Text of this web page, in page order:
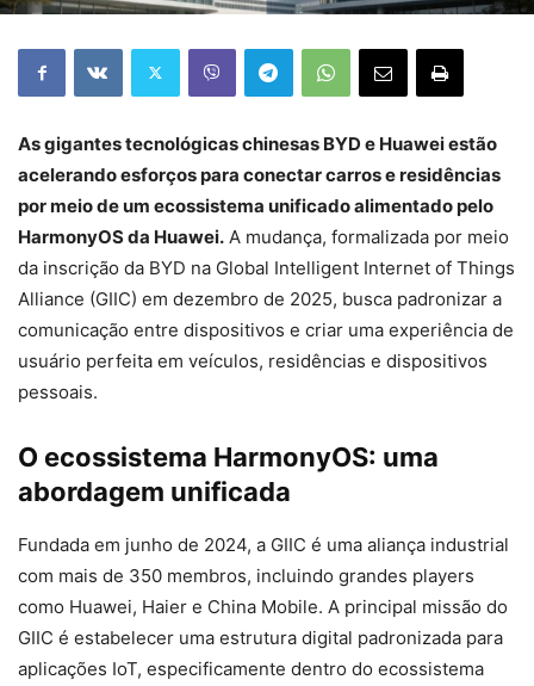
As gigantes tecnológicas chinesas BYD e Huawei estão
acelerando esforços para conectar carros e residências
por meio de um ecossistema unificado alimentado pelo
HarmonyOS da Huawei. A mudança, formalizada por meio
da inscrição da BYD na Global Intelligent Internet of Things
Alliance (GIIC) em dezembro de 2025, busca padronizar a
comunicação entre dispositivos e criar uma experiência de
usuário perfeita em veículos, residências e dispositivos
pessoais.
O ecossistema HarmonyOS: uma
abordagem unificada
Fundada em junho de 2024, a GIIC é uma aliança industrial
com mais de 350 membros, incluindo grandes players
como Huawei, Haier e China Mobile. A principal missão do
GIIC é estabelecer uma estrutura digital padronizada para
aplicações IoT, especificamente dentro do ecossistema